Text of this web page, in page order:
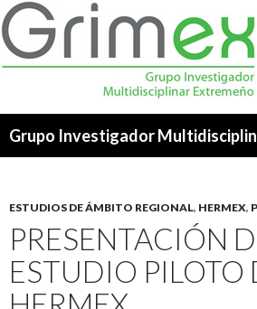
ESTUDIOS DE ÁMBITO REGIONAL, HERMEX,
PRESENTACIÓN
ESTUDIO PILOTO